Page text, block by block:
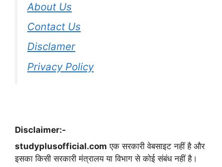
About Us
Contact Us
Disclamer
Privacy Policy
Disclaimer:-
studyplusofficial.com एक सरकारी वेबसाइट नहीं है और
इसका किसी सरकारी मंत्रालय या विभाग से कोई संबंध नहीं है।